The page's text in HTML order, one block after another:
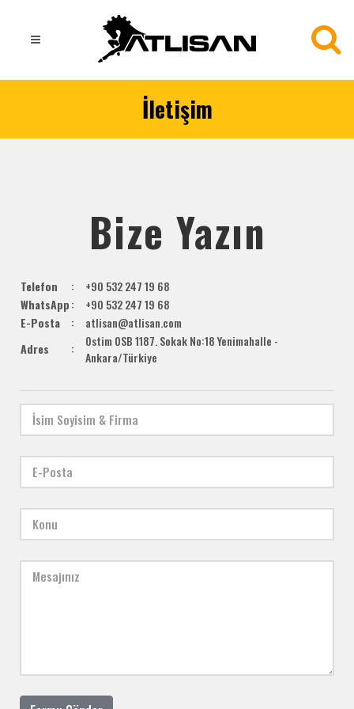
İletişim
Bize Yazın
Telefon :
+90 532 247 19 68
WhatsApp:
+90 532 247 19 68
E-Posta
:
atlisan@atlisan.com
Adres
:
Ostim OSB 1187. Sokak No:18 Yenimahalle -
Ankara/Türkiye